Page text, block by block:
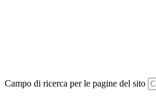
Campo di ricerca per le pagine del sito